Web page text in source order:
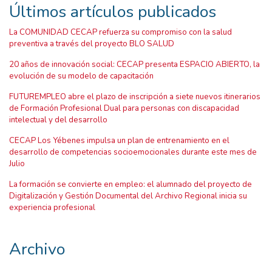
Últimos artículos publicados
La COMUNIDAD CECAP refuerza su compromiso con la salud
preventiva a través del proyecto BLO SALUD
20 años de innovación social: CECAP presenta ESPACIO ABIERTO, la
evolución de su modelo de capacitación
FUTUREMPLEO abre el plazo de inscripción a siete nuevos itinerarios
de Formación Profesional Dual para personas con discapacidad
intelectual y del desarrollo
CECAP Los Yébenes impulsa un plan de entrenamiento en el
desarrollo de competencias socioemocionales durante este mes de
Julio
La formación se convierte en empleo: el alumnado del proyecto de
Digitalización y Gestión Documental del Archivo Regional inicia su
experiencia profesional
Archivo